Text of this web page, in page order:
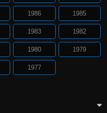
1986 1985
1983 1982
1980 1979
1977